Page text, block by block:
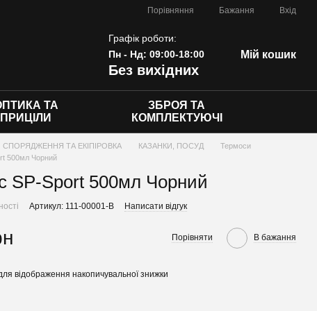
Порівняння Бажання Вхід
Графік роботи:
Пн - Нд: 09:00-18:00
Без вихідних
Мій кошик
ТА
ПРИЦІЛИ
ЗБРОЯ ТА
КОМПЛЕКТУЮЧІ
СПОРЯДЖЕННЯ ТА ЕКІПІРОВКА КАЗАНКИ, ПОСУД
Термоси
500мл Чорний
SP-Sport 500мл Чорний
Артикул: 111-00001-B Написати відгук
Порівняти В бажання
відображення накопичувальної знижки